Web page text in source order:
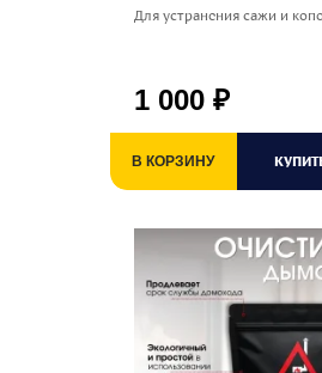
Для устранения сажи и
1 000 ₽
В КОРЗИНУ